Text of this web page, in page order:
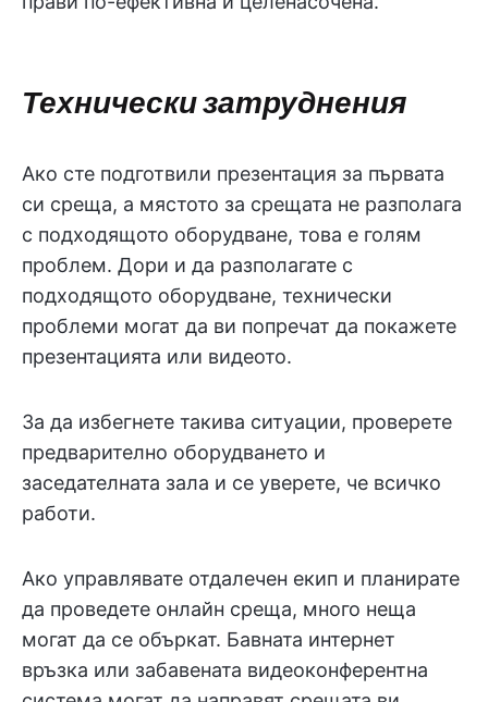
Технически затруднения
Ако сте подготвили презентация за първата
си среща, а мястото за срещата не разполага
с подходящото оборудване, това е голям
проблем. Дори и да разполагате с
подходящото оборудване, технически
проблеми могат да ви попречат да покажете
презентацията или видеото.
За да избегнете такива ситуации, проверете
предварително оборудването и
заседателната зала и се уверете, че всичко
работи.
Ако управлявате отдалечен екип и планирате
да проведете онлайн среща, много неща
могат да се объркат. Бавната интернет
връзка или забавената видеоконферентна